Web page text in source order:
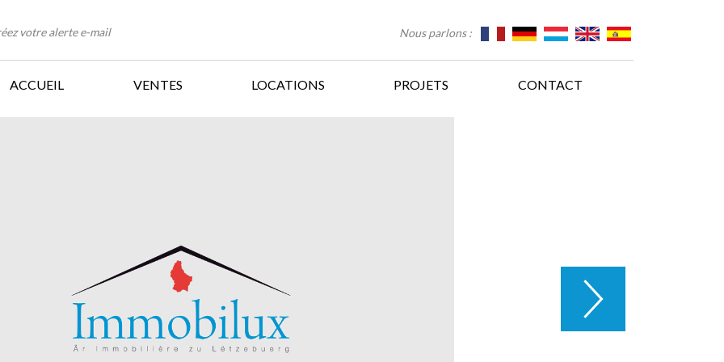
votre alerte e-mail Nous parlons :
ACCUEIL VENTES LOCATIONS PROJETS CONTACT